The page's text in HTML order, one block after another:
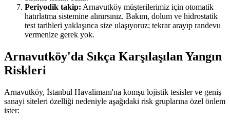
Periyodik takip: Arnavutköy müşterilerimiz için otomatik
hatırlatma sistemine alınırsınız. Bakım, dolum ve hidrostatik
test tarihleri yaklaşınca size ulaşıyoruz; tekrar arayıp randevu
vermenize gerek yok.
Arnavutköy'da Sıkça Karşılaşılan Yangın
Riskleri
Arnavutköy, İstanbul Havalimanı'na komşu lojistik tesisler ve geniş
sanayi siteleri özelliği nedeniyle aşağıdaki risk gruplarına özel önlem
ister: